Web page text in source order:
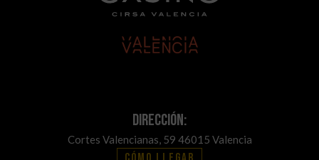
Dirección:
Cortes Valencianas, 59 46015 Valencia